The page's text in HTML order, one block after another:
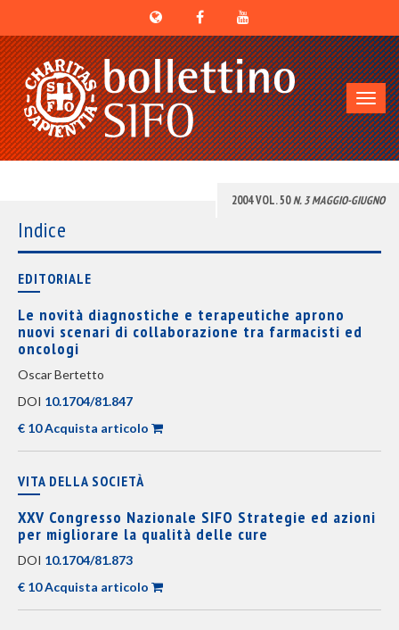
2004 VOL. 50N. 3 MAGGIO-GIUGNO
Indice
EDITORIALE
Le novità diagnostiche e terapeutiche aprono
nuovi scenari di collaborazione tra farmacisti ed
oncologi
Oscar Bertetto
DOI 10.1704/81.847
€ 10 Acquista articolo
VITA DELLA SOCIETÀ
XXV Congresso Nazionale SIFO Strategie ed azioni
per migliorare la qualità delle cure
DOI 10.1704/81.873
€ 10 Acquista articolo